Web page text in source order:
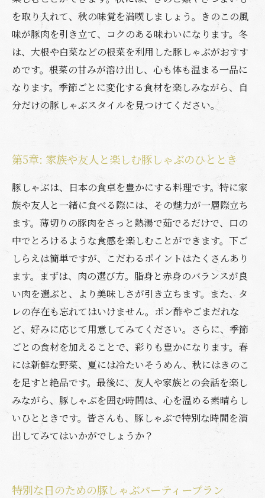
を取り入れて、秋の味覚を満喫しましょう。きのこの風
味が豚肉を引き立て、コクのある味わいになります。冬
は、大根や白菜などの根菜を利用した豚しゃぶがおすす
めです。根菜の甘みが溶け出し、心も体も温まる一品に
なります。季節ごとに変化する食材を楽しみながら、自
分だけの豚しゃぶスタイルを見つけてください。
第5章: 家族や友人と楽しむ豚しゃぶのひととき
豚しゃぶは、日本の食卓を豊かにする料理です。特に家
族や友人と一緒に食べる際には、その魅力が一層際立ち
ます。薄切りの豚肉をさっと熱湯で茹でるだけで、口の
中でとろけるような食感を楽しむことができます。下ご
しらえは簡単ですが、こだわるポイントはたくさんあり
ます。まずは、肉の選び方。脂身と赤身のバランスが良
い肉を選ぶと、より美味しさが引き立ちます。また、タ
レの存在も忘れてはいけません。ポン酢やごまだれな
ど、好みに応じて用意してみてください。さらに、季節
ごとの食材を加えることで、彩りも豊かになります。春
には新鮮な野菜、夏には冷たいそうめん、秋にはきのこ
を足すと絶品です。最後に、友人や家族との会話を楽し
みながら、豚しゃぶを囲む時間は、心を温める素晴らし
いひとときです。皆さんも、豚しゃぶで特別な時間を演
出してみてはいかがでしょうか？
特別な日のための豚しゃぶパーティープラン